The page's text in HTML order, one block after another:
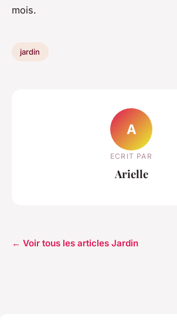
mois.
jardin
A
ECRIT PAR
Arielle
← Voir tous les articles Jardin